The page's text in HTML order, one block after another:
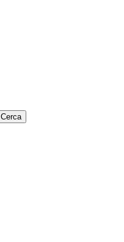
Cerca